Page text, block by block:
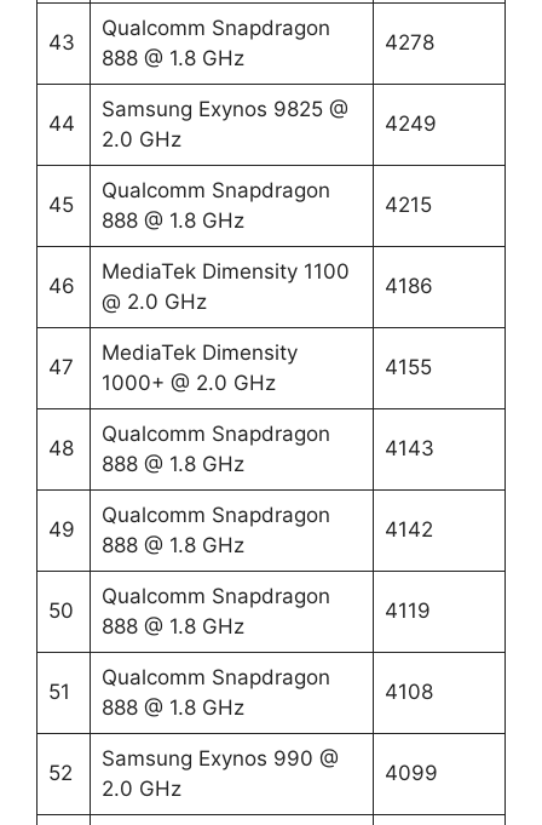
43
Qualcomm Snapdragon
888 @ 1.8 GHz
4278
44
Samsung Exynos 9825 @
2.0 GHz
4249
45
Qualcomm Snapdragon
888 @ 1.8 GHz
4215
46
MediaTek Dimensity 1100
@ 2.0 GHz
4186
47
MediaTek Dimensity
1000+ @ 2.0 GHz
4155
48
Qualcomm Snapdragon
888 @ 1.8 GHz
4143
49
Qualcomm Snapdragon
888 @ 1.8 GHz
4142
50
Qualcomm Snapdragon
888 @ 1.8 GHz
4119
51
Qualcomm Snapdragon
888 @ 1.8 GHz
4108
52
Samsung Exynos 990 @
2.0 GHz
4099